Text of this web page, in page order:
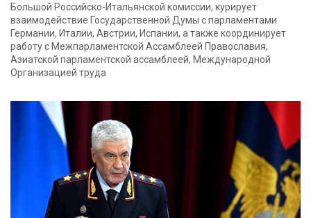
Большой Российско-Итальянской комиссии, курирует
взаимодействие Государственной Думы с парламентами
Германии, Италии, Австрии, Испании, а также координирует
работу с Межпарламентской Ассамблеей Православия,
Азиатской парламентской ассамблеей, Международной
Организацией труда